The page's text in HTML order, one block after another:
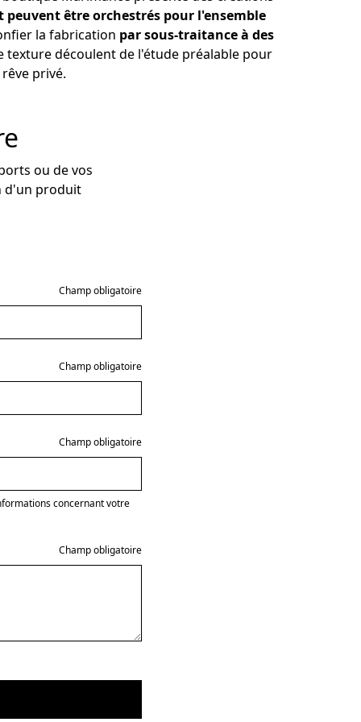
être orchestrés pour l'ensemble
la fabrication par sous-traitance à des
texture découlent de l'étude préalable pour
privé.
ou de vos
d'un produit
Champ obligatoire
Champ obligatoire
Champ obligatoire
concernant votre
Champ obligatoire